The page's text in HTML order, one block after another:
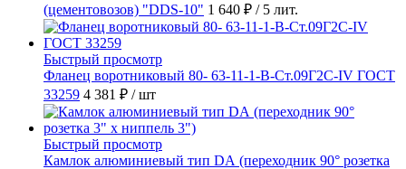
(цементовозов) "DDS-10" 1 640 ₽ / 5 лит.
Быстрый просмотр
Фланец воротниковый 80- 63-11-1-B-Ст.09Г2С-IV ГОСТ
33259 4 381 ₽ / шт
Быстрый просмотр
Камлок алюминиевый тип DА (переходник 90° розетка